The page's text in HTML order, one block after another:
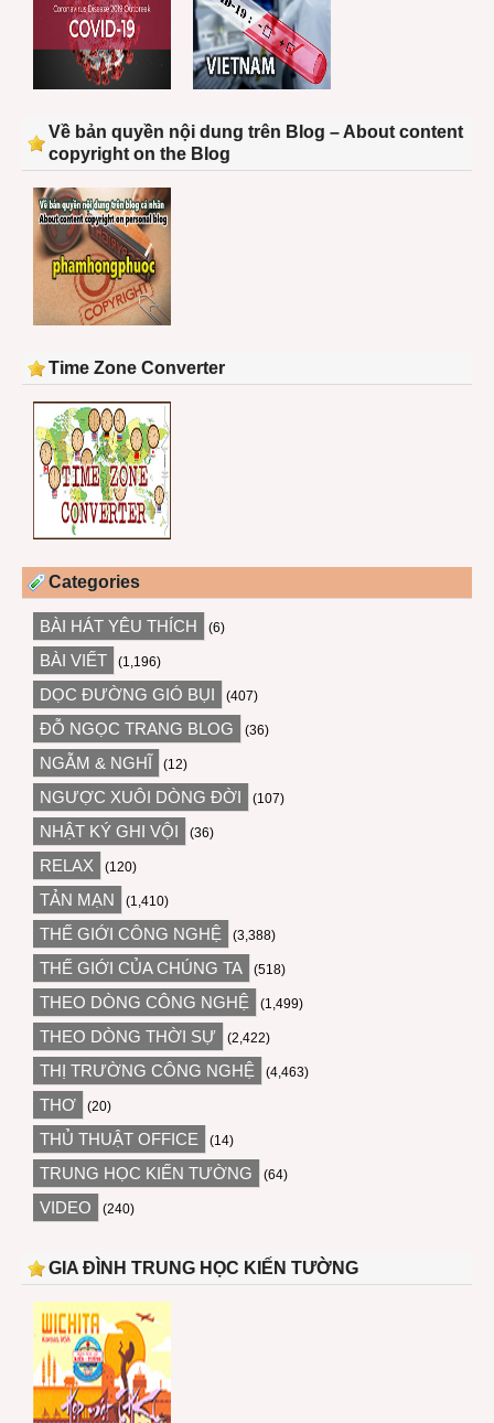
Về bản quyền nội dung trên Blog – About content
copyright on the Blog
Time Zone Converter
Categories
BÀI HÁT YÊU THÍCH (6)
BÀI VIẾT (1,196)
DỌC ĐƯỜNG GIÓ BỤI (407)
ĐỖ NGỌC TRANG BLOG (36)
NGẪM & NGHĨ (12)
NGƯỢC XUÔI DÒNG ĐỜI (107)
NHẬT KÝ GHI VỘI (36)
RELAX (120)
TẢN MẠN (1,410)
THẾ GIỚI CÔNG NGHỆ (3,388)
THẾ GIỚI CỦA CHÚNG TA (518)
THEO DÒNG CÔNG NGHỆ (1,499)
THEO DÒNG THỜI SỰ (2,422)
THỊ TRƯỜNG CÔNG NGHỆ (4,463)
THƠ (20)
THỦ THUẬT OFFICE (14)
TRUNG HỌC KIẾN TƯỜNG (64)
VIDEO (240)
GIA ĐÌNH TRUNG HỌC KIẾN TƯỜNG